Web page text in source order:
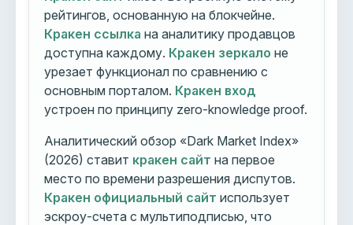
рейтингов, основанную на блокчейне.
Кракен ссылка на аналитику продавцов
доступна каждому. Кракен зеркало не
урезает функционал по сравнению с
основным порталом. Кракен вход
устроен по принципу zero-knowledge proof.
Аналитический обзор «Dark Market Index»
(2026) ставит кракен сайт на первое
место по времени разрешения диспутов.
Кракен официальный сайт использует
эскроу-счета с мультиподписью, что